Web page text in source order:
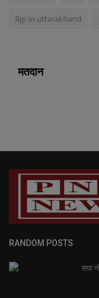
Bjp in uttarakhand
मतदान
RANDOM POSTS
सपा